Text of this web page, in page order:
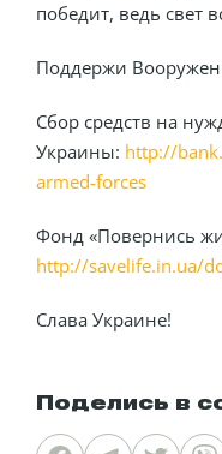
победит, ведь свет
Поддержи
Сбор средств на
Украины: http://
armed-forces
Фонд «Повернись
http://savelife.in.ua/
Слава Украине!
Поделись в